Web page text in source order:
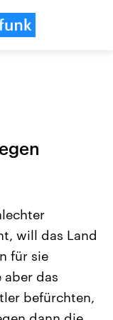
Beiträge,
und
die Vereinigten
mächtigsten Ländern
großem Einfluss auf
will das Land
für sie
das
befürchten,